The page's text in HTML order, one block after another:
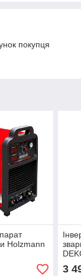
покупця
Holzmann
3